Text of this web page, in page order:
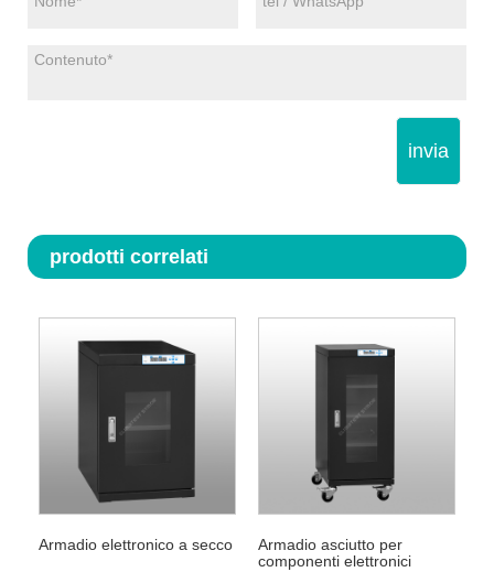
invia
prodotti correlati
Armadio elettronico a secco
Armadio asciutto per
componenti elettronici